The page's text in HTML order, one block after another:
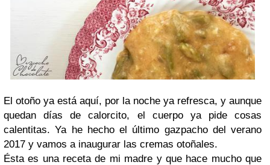
El otoño ya está aquí, por la noche ya refresca, y aunque
quedan días de calorcito, el cuerpo ya pide cosas
calentitas. Ya he hecho el último gazpacho del verano
2017 y vamos a inaugurar las cremas otoñales.
Ésta es una receta de mi madre y que hace mucho que